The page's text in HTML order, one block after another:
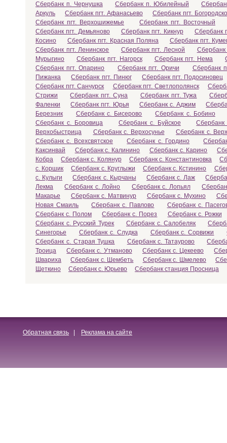
Сбербанк п. Чернушка
Сбербанк п. Юбилейный
Аркуль
Сбербанк пгт. Афанасьево
Сбербанк пгт.
Сбербанк пгт. Верхошижемье
Сбербанк пгт. Восточный
Сбербанк пгт. Демьяново
Сбербанк пгт. Кикнур
Сбербанк
Косино
Сбербанк пгт. Красная Поляна
Сбербанк пгт.
Сбербанк пгт. Ленинское
Сбербанк пгт. Лесной
Мурыгино
Сбербанк пгт. Нагорск Сбербанк пгт. Нема
Сбербанк пгт. Опарино
Сбербанк пгт. Оричи
Сбербанк
Пижанка
Сбербанк пгт. Пинюг
Сбербанк пгт. Подосиновец
Сбербанк пгт. Санчурск
Сбербанк пгт. Светлополянск
Стрижи
Сбербанк пгт. Суна Сбербанк пгт. Тужа
Фаленки
Сбербанк пгт. Юрья Сбербанк с. Аджим
Березник
Сбербанк с. Бисерово
Сбербанк с. Бобино
Сбербанк с. Боровица
Сбербанк с. Буйское
Верхобыстрица
Сбербанк с. Верхосунье
Сбербанк с.
Сбербанк с. Всехсвятское
Сбербанк с. Гордино
Каксинвай
Сбербанк с. Калинино Сбербанк с. Карино
Кобра
Сбербанк с. Колянур Сбербанк с. Константиновка
с. Коршик
Сбербанк с. Круглыжи Сбербанк с. Кстинино
с. Кулыги
Сбербанк с. Кырчаны Сбербанк с. Лаж
Лекма
Сбербанк с. Лойно Сбербанк с. Лопьял
Макарье
Сбербанк с. Матвинур Сбербанк с. Мухино
Новая Смаиль
Сбербанк с. Павлово
Сбербанк с.
Сбербанк с. Полом
Сбербанк с. Порез
Сбербанк с. Рожки
Сбербанк с. Русский Турек
Сбербанк с. Салобеляк
Синегорье
Сбербанк с. Слудка Сбербанк с. Сорвижи
Сбербанк с. Старая Тушка
Сбербанк с. Татаурово
Троица
Сбербанк с. Утманово Сбербанк с. Цекеево
Швариха
Сбербанк с. Шембеть Сбербанк с. Шмелево
Щеткино
Сбербанк с. Юрьево Сбербанк станция Просница
Обратная связь Реклама на сайте